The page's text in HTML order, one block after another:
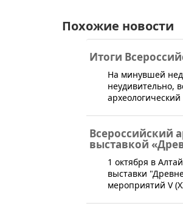
Похожие новости
Итоги
​На минувшей
неудивительно,
Всероссийский
выставкой
​1 октября в
выставки
мероприятий V